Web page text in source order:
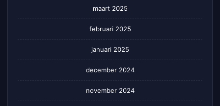
maart 2025
februari 2025
januari 2025
december 2024
november 2024